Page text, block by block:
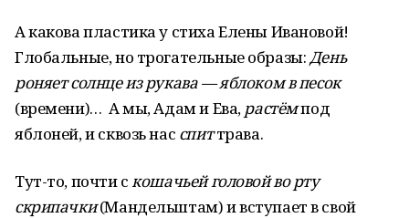
А какова пластика у стиха Елены Ивановой!
Глобальные, но трогательные образы:День
роняет солнце из рукава — яблоком в песок
(времени)… А мы, Адам и Ева, растёмпод
яблоней, и сквозь нас спиттрава.
Тут-то, почти скошачьей головой во рту
скрипачки(Мандельштам) и вступает в свой